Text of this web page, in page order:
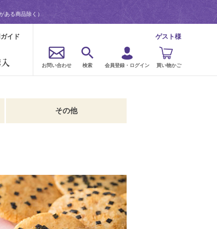
ある商品除く）
イド ゲスト様
お問い合わせ 検索 会員登録・ログイン 買い物かご
その他